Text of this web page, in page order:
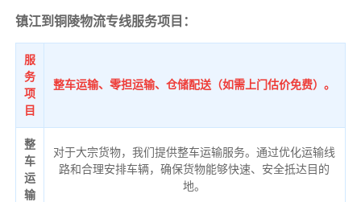
镇江到铜陵物流专线服务项目：
服
务
项
目
整车运输、零担运输、仓储配送（如需上门估价免费）。
整
车
运
输
对于大宗货物，我们提供整车运输服务。通过优化运输线
路和合理安排车辆，确保货物能够快速、安全抵达目的
地。